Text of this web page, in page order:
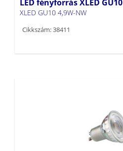
LED fényforrás XLED GU10
XLED GU10 4,9W-NW
Cikkszám: 38411